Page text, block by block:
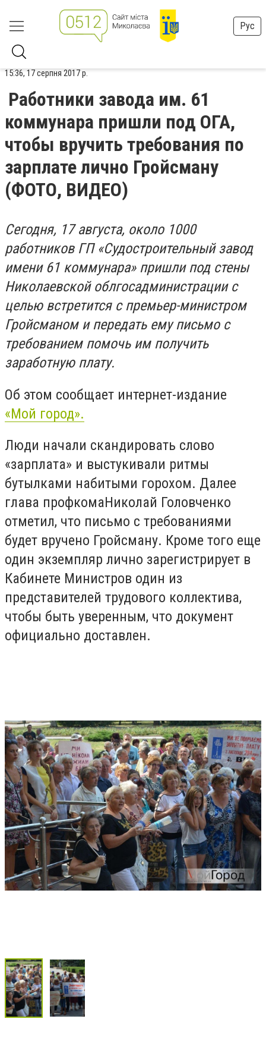
Рус
15:36, 17 серпня 2017 р.
Работники завода им. 61
коммунара пришли под ОГА,
чтобы вручить требования по
зарплате лично Гройсману
(ФОТО, ВИДЕО)
Сегодня, 17 августа, около 1000
работников ГП «Судостроительный завод
имени 61 коммунара» пришли под стены
Николаевской облгосадминистрации с
целью встретится с премьер-министром
Гройсманом и передать ему письмо с
требованием помочь им получить
заработную плату.
Об этом сообщает интернет-издание
«Мой город».
Люди начали скандировать слово
«зарплата» и выстукивали ритмы
бутылками набитыми горохом. Далее
глава профкомаНиколай Головченко
отметил, что письмо с требованиями
будет вручено Гройсману. Кроме того еще
один экземпляр лично зарегистрирует в
Кабинете Министров один из
представителей трудового коллектива,
чтобы быть уверенным, что документ
официально доставлен.